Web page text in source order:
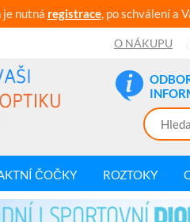
je nutná registrace, po schválení a
O NÁKUPU
ČOČKY ROZTOKY